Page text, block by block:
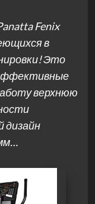
Fenix
в
Это
верхнюю
дизайн